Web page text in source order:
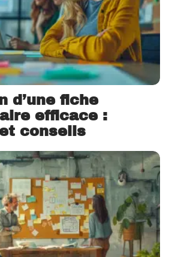
d’une fiche
efficace :
conseils